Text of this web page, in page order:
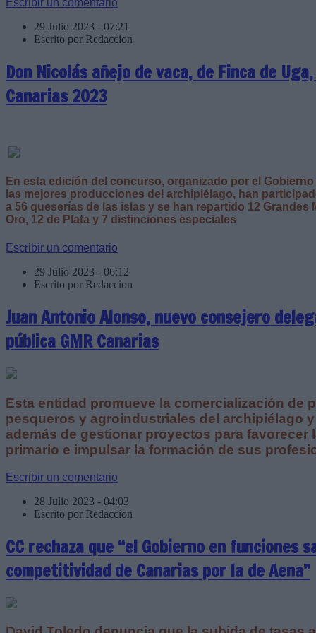
Escribir un comentario
29 Julio 2023 - 07:21
Escrito por Redaccion
Don Nicolás añejo de vaca, de Finca de
Canarias 2023
En esta edición del concurso, organizado por el
las mejores producciones del archipiélago, han
a 56 queserías de las islas y se han repartido 12 Grandes
Oro, 12 de Plata y 7 distinciones especiales
Escribir un comentario
29 Julio 2023 - 06:12
Escrito por Redaccion
Juan Antonio Alonso, nuevo consejero
pública GMR Canarias
Esta entidad promueve la comercialización de
pesqueros y agroindustriales del archipiélago
además de gestionar proyectos para favorecer
primario e impulsar la formación de sus
Escribir un comentario
28 Julio 2023 - 04:03
Escrito por Redaccion
CC rechaza que “el Gobierno en funciones
competitividad de Canarias por la de Aena”